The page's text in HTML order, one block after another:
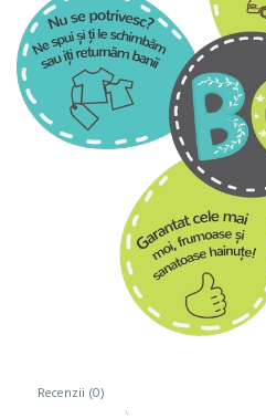
Recenzii (0)